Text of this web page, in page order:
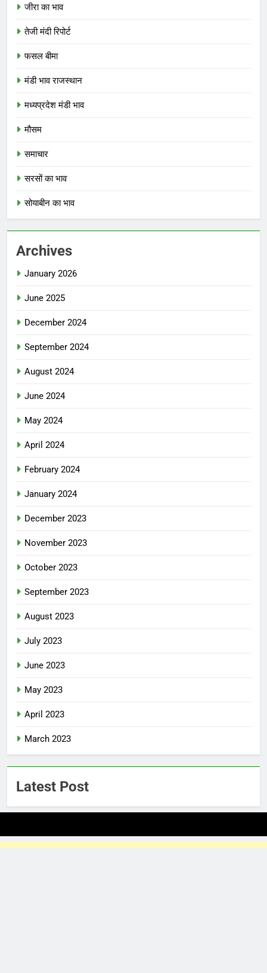
जीरा का भाव
तेजी मंदी रिपोर्ट
फसल बीमा
मंडी भाव राजस्थान
मध्यप्रदेश मंडी भाव
मौसम
समाचार
सरसों का भाव
सोयाबीन का भाव
Archives
January 2026
June 2025
December 2024
September 2024
August 2024
June 2024
May 2024
April 2024
February 2024
January 2024
December 2023
November 2023
October 2023
September 2023
August 2023
July 2023
June 2023
May 2023
April 2023
March 2023
Latest Post